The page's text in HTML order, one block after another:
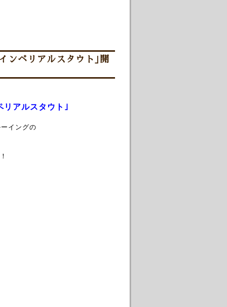
ンペリアルスタウト｣開
リアルスタウト｣
イングの